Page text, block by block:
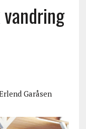
Garåsen